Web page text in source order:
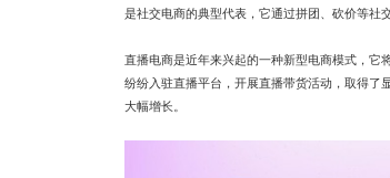
是社交电商的典型代表，它通过拼团、砍价等社
直播电商是近年来兴起的一种新型电商模式，它
纷纷入驻直播平台，开展直播带货活动，取得了
大幅增长。